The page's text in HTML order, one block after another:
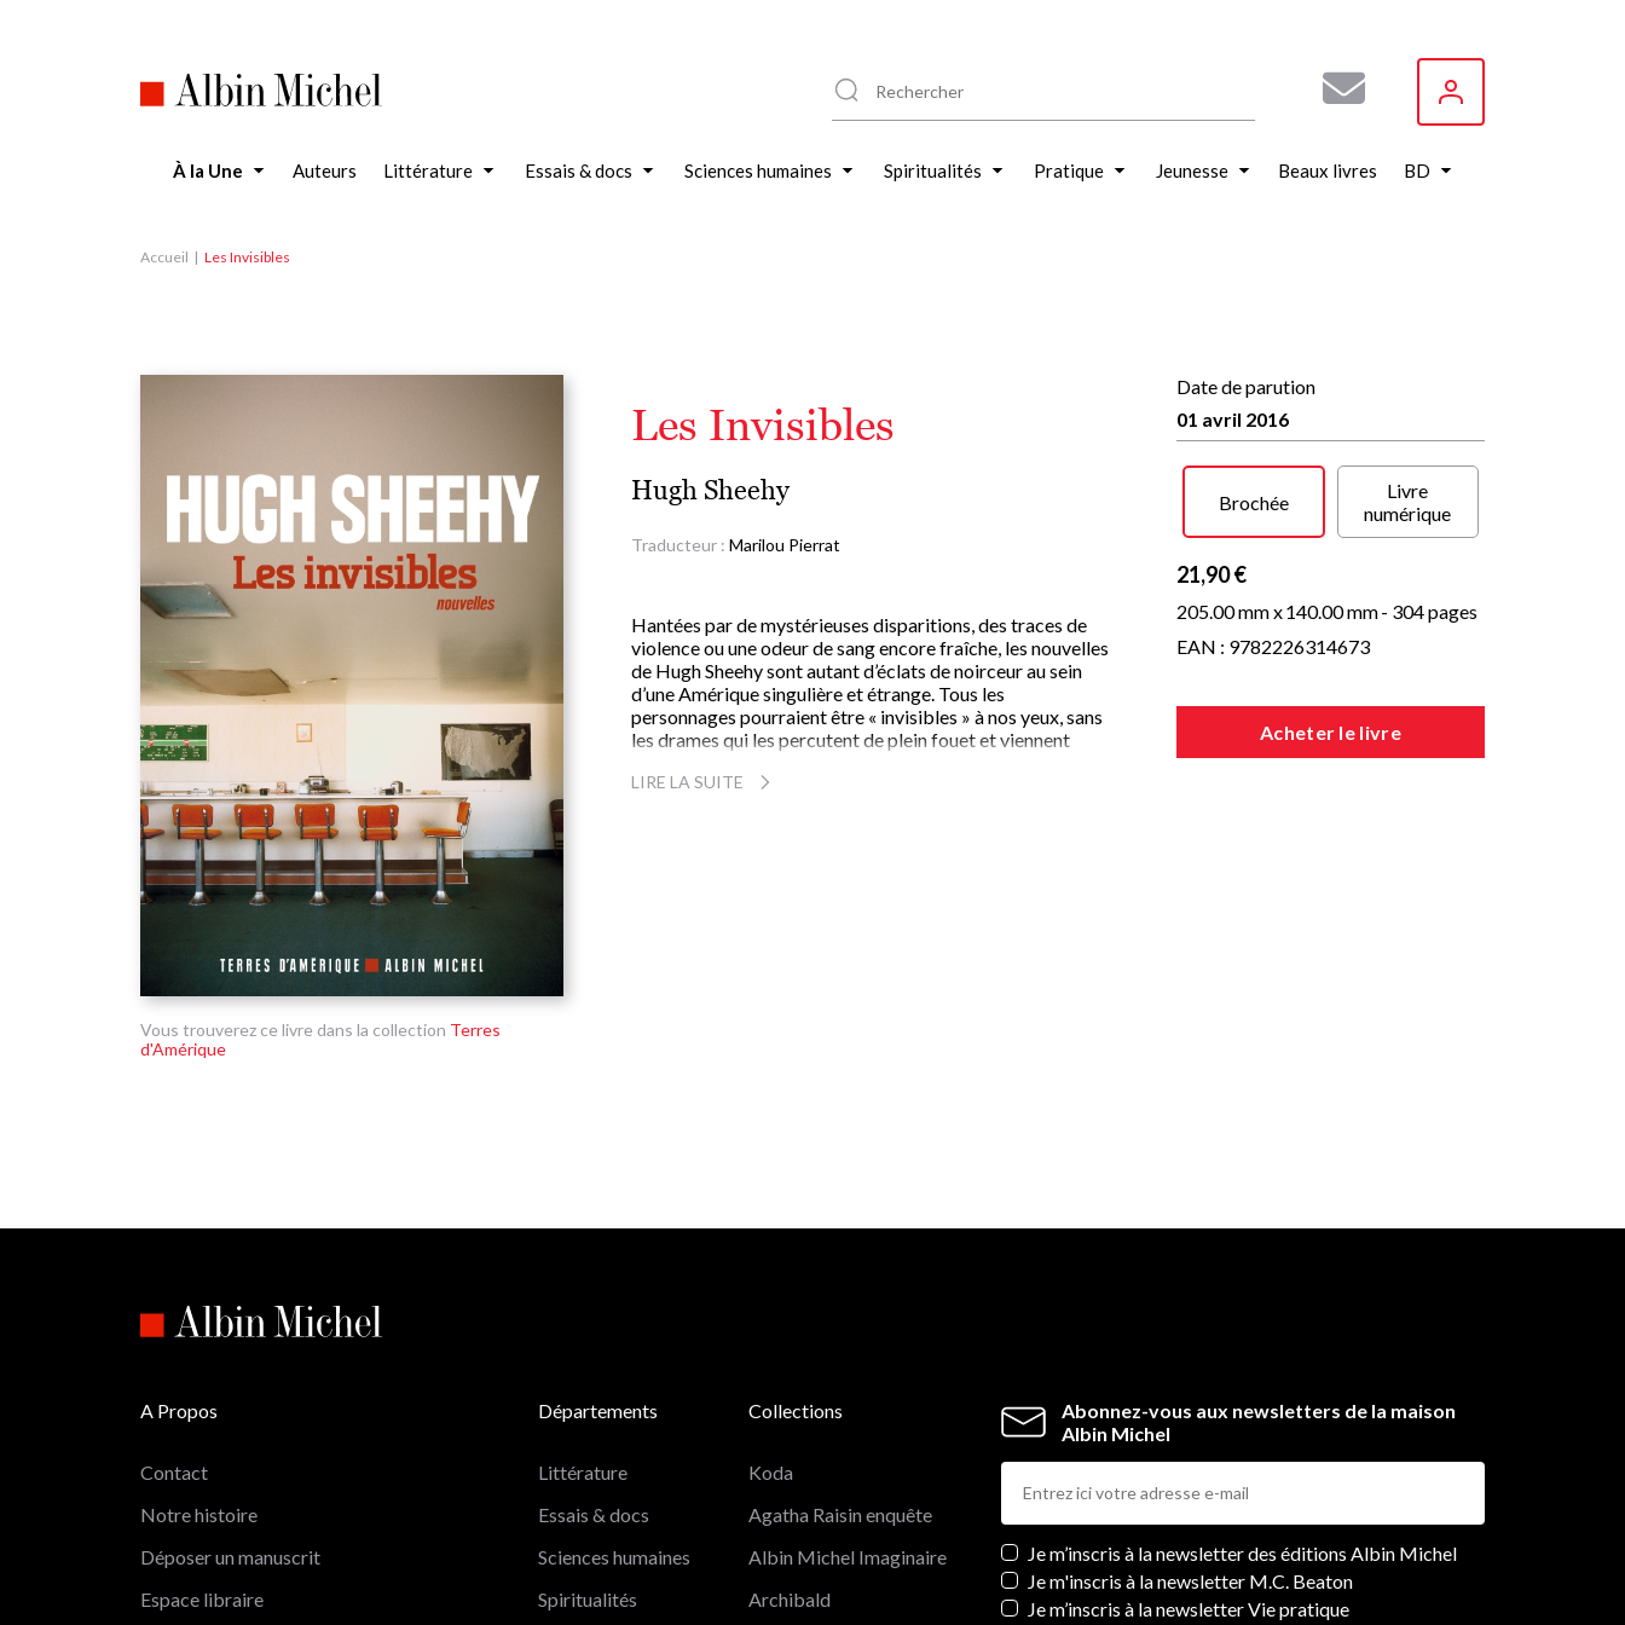
À la Une Auteurs Littérature Essais & docs Sciences humaines Spiritualités Pratique Jeunesse Beaux livres BD
Accueil Les Invisibles
Vous trouverez ce livre dans la collection Terres
d'Amérique
Les Invisibles
Hugh Sheehy
Traducteur : Marilou Pierrat
Hantées par de mystérieuses disparitions, des traces de
violence ou une odeur de sang encore fraîche, les nouvelles
de Hugh Sheehy sont autant d’éclats de noirceur au sein
d’une Amérique singulière et étrange. Tous les
personnages pourraient être « invisibles » à nos yeux, sans
les drames qui les percutent de plein fouet et viennent
Une institutrice est séquestrée par deux marginaux dans le
LIRE LA SUITE
Date de parution
01 avril 2016
Brochée
Livre
numérique
21,90 €
205.00 mm x140.00 mm- 304 pages
EAN : 9782226314673
Acheter le livre
Abonnez-vous aux newsletters de la maison
Albin Michel
Newsletters
Je m’inscris à la newsletter des éditions Albin Michel
Je m'inscris à la newsletter M.C. Beaton
Je m’inscris à la newsletter Vie pratique
A Propos
Contact
Notre histoire
Déposer un manuscrit
Espace libraire
Départements
Littérature
Essais & docs
Sciences humaines
Spiritualités
Collections
Koda
Agatha Raisin enquête
Albin Michel Imaginaire
Archibald